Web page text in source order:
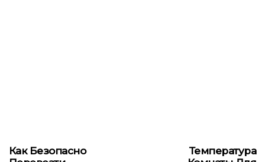
Как Безопасно
Температура